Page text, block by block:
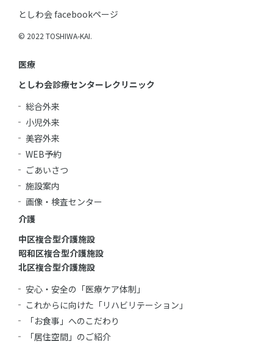
としわ会 facebookページ
© 2022 TOSHIWA-KAI.
医療
としわ会診療センターレクリニック
総合外来
小児外来
美容外来
WEB予約
ごあいさつ
施設案内
画像・検査センター
介護
中区複合型介護施設
昭和区複合型介護施設
北区複合型介護施設
安心・安全の「医療ケア体制」
これからに向けた「リハビリテーション」
「お食事」へのこだわり
「居住空間」のご紹介